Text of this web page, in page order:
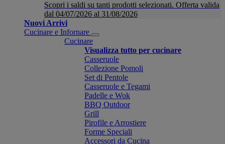
Scopri i saldi su tanti prodotti selezionati. Offerta valida
dal 04/07/2026 al 31/08/2026
Nuovi Arrivi
Cucinare e Infornare
Cucinare
Visualizza tutto per cucinare
Casseruole
Collezione Pomoli
Set di Pentole
Casseruole e Tegami
Padelle e Wok
BBQ Outdoor
Grill
Pirofile e Arrostiere
Forme Speciali
Accessori da Cucina